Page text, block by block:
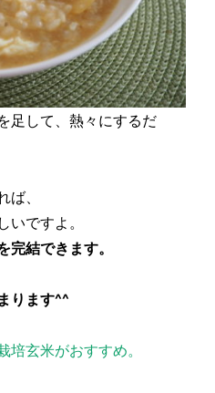
足して、熱々にするだ
ば、
いですよ。
完結できます。
ります^^
培玄米がおすすめ。